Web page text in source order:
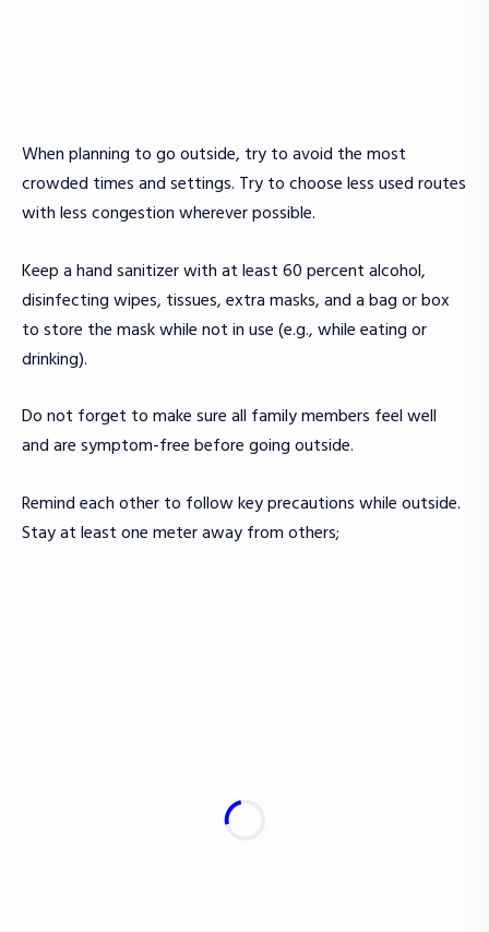
When planning to go outside, try to avoid the most
crowded times and settings. Try to choose less used routes
with less congestion wherever possible.
Keep a hand sanitizer with at least 60 percent alcohol,
disinfecting wipes, tissues, extra masks, and a bag or box
to store the mask while not in use (e.g., while eating or
drinking).
Do not forget to make sure all family members feel well
and are symptom-free before going outside.
Remind each other to follow key precautions while outside.
Stay at least one meter away from others;